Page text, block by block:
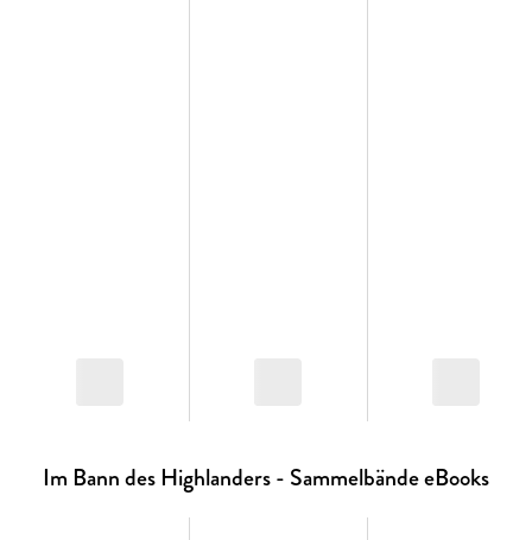
Im Bann des Highlanders - Sammelbände eBooks